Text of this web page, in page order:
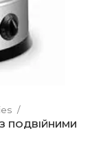
З ПОДВІЙНИМИ